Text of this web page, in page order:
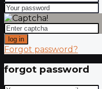
log in
Forgot password?
forgot password